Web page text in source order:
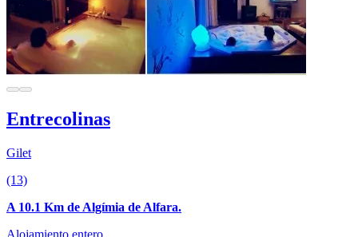
Entrecolinas
Gilet
(13)
A 10.1 Km de Algímia de Alfara.